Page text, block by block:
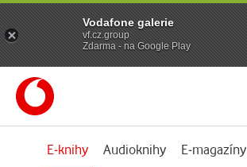
E-knihy Audioknihy E-magazíny
Vodafone galerie
vf.cz.group
Zdarma - na Google Play